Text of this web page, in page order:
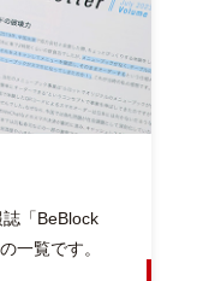
「BeBlock
一覧です。